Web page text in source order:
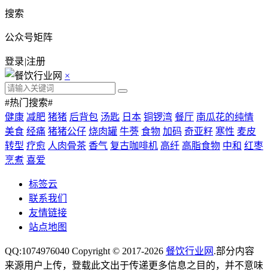
搜索
公众号矩阵
登录|注册
×
#热门搜索#
健康 减肥 猪猪 后背包 汤匙 日本 铜锣湾 餐厅 南瓜花的纯情
美食 经痛 猪猪公仔 烧肉罐 牛蒡 食物 加码 奇亚籽 寒性 麦皮
转型 疗愈 人肉骨茶 香气 复古咖啡机 高纤 高脂食物 中和 红枣
烹煮 喜爱
标签云
联系我们
友情链接
站点地图
QQ:1074976040 Copyright © 2017-2026 餐饮行业网 .部分内容
来源用户上传，登载此文出于传递更多信息之目的，并不意味